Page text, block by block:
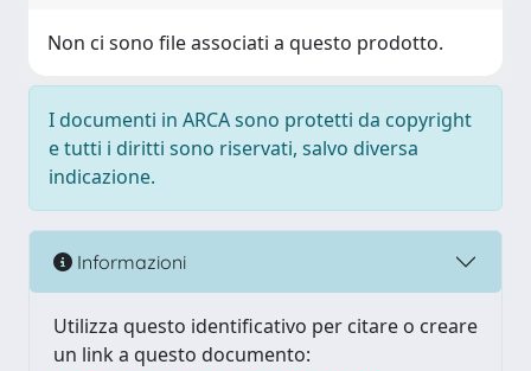
Non ci sono file associati a questo prodotto.
I documenti in ARCA sono protetti da copyright
e tutti i diritti sono riservati, salvo diversa
indicazione.
Informazioni
Utilizza questo identificativo per citare o creare
un link a questo documento: